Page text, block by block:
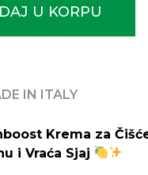
U KORPU
IN ITALY
Krema za
i Vraća Sjaj